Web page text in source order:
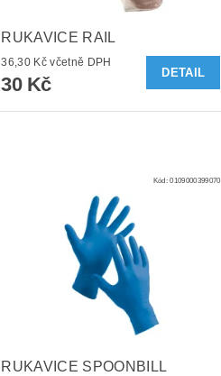
RUKAVICE RAIL
36,30 Kč včetně DPH
30 Kč
DETAIL
Kód:0109000399070
RUKAVICE SPOONBILL